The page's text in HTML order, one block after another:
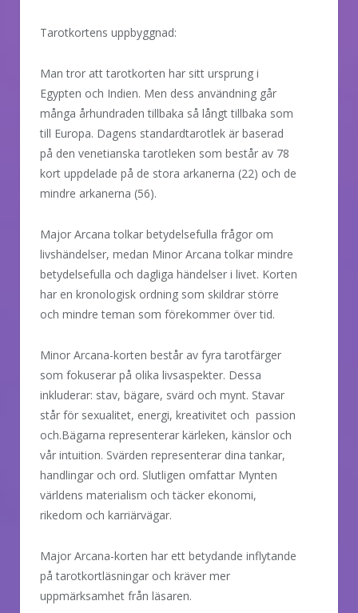
Tarotkortens uppbyggnad:
Man tror att tarotkorten har sitt ursprung i
Egypten och Indien. Men dess användning går
många århundraden tillbaka så långt tillbaka som
till Europa. Dagens standardtarotlek är baserad
på den venetianska tarotleken som består av 78
kort uppdelade på de stora arkanerna (22) och de
mindre arkanerna (56).
Major Arcana tolkar betydelsefulla frågor om
livshändelser, medan Minor Arcana tolkar mindre
betydelsefulla och dagliga händelser i livet. Korten
har en kronologisk ordning som skildrar större
och mindre teman som förekommer över tid.
Minor Arcana-korten består av fyra tarotfärger
som fokuserar på olika livsaspekter. Dessa
inkluderar: stav, bägare, svärd och mynt. Stavar
står för sexualitet, energi, kreativitet och passion
och.Bägarna representerar kärleken, känslor och
vår intuition. Svärden representerar dina tankar,
handlingar och ord. Slutligen omfattar Mynten
världens materialism och täcker ekonomi,
rikedom och karriärvägar.
Major Arcana-korten har ett betydande inflytande
på tarotkortläsningar och kräver mer
uppmärksamhet från läsaren.